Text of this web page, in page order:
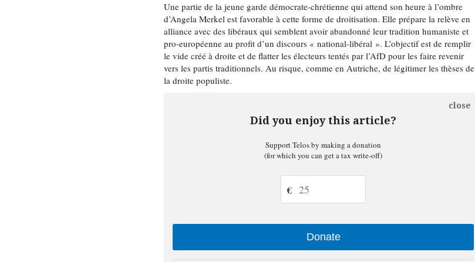
Une partie de la jeune garde démocrate-chrétienne qui attend son heure à l’ombre
d’Angela Merkel est favorable à cette forme de droitisation. Elle prépare la relève en
alliance avec des libéraux qui semblent avoir abandonné leur tradition humaniste et
pro-européenne au profit d’un discours « national-libéral ». L’objectif est de remplir
le vide créé à droite et de flatter les électeurs tentés par l’AfD pour les faire revenir
vers les partis traditionnels. Au risque, comme en Autriche, de légitimer les thèses de
la droite populiste.
Did you enjoy this article?
close
Support Telos by making a donation
(for which you can get a tax write-off)
€
Donate